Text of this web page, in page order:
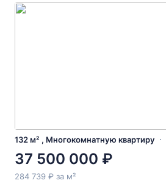
132 м² , Многокомнатную квартиру
37 500 000 ₽
284 739 ₽ за м²